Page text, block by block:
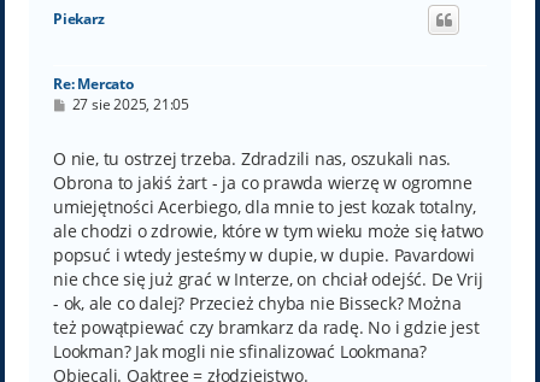
Piekarz
Re: Mercato
P27 sie 2025, 21:05
O nie, tu ostrzej trzeba. Zdradzili nas, oszukali nas.
Obrona to jakiś żart - ja co prawda wierzę w ogromne
umiejętności Acerbiego, dla mnie to jest kozak totalny,
ale chodzi o zdrowie, które w tym wieku może się łatwo
popsuć i wtedy jesteśmy w dupie, w dupie. Pavardowi
nie chce się już grać w Interze, on chciał odejść. De Vrij
- ok, ale co dalej? Przecież chyba nie Bisseck? Można
też powątpiewać czy bramkarz da radę. No i gdzie jest
Lookman? Jak mogli nie sfinalizować Lookmana?
Obiecali. Oaktree = złodziejstwo.